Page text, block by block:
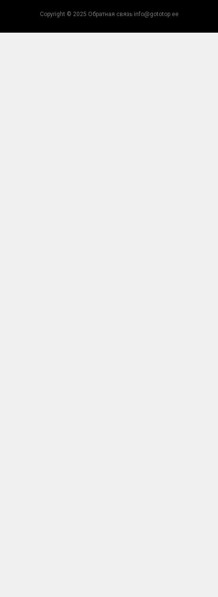
Copyright © 2025 Обратная связь info@gototop.ee